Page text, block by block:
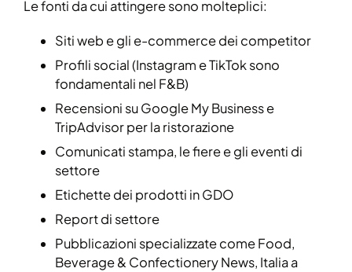
Le fonti da cui attingere sono molteplici:
Siti web e gli e-commerce dei competitor
Profili social (Instagram e TikTok sono
fondamentali nel F&B)
Recensioni su Google My Business e
TripAdvisor per la ristorazione
Comunicati stampa, le fiere e gli eventi di
settore
Etichette dei prodotti in GDO
Report di settore
Pubblicazioni specializzate come Food,
Beverage & Confectionery News, Italia a